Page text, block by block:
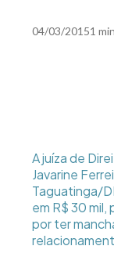
04/03/20151
A juíza de
Javarine
Taguatinga/
em R$ 30 mil,
por ter